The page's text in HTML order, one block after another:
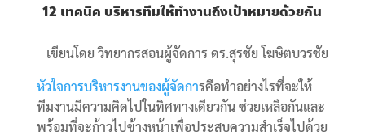
12 เทคนิค บริหารทีมให้ทำงานถึงเป้าหมายด้วยกัน
เขียนโดย วิทยากรสอนผู้จัดการ ดร.สุรชัย โฆษิตบวรชัย
หัวใจการบริหารงานของผู้จัดการคือทำอย่างไรที่จะให้
ทีมงานมีความคิดไปในทิศทางเดียวกัน ช่วยเหลือกันและ
พร้อมที่จะก้าวไปข้างหน้าเพื่อประสบความสำเร็จไปด้วย